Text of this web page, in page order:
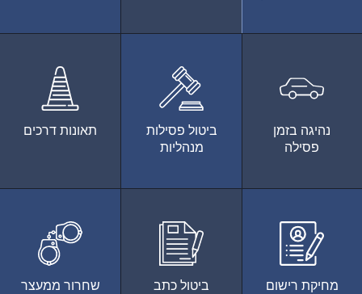
נהיגה בזמן
פסילה
ביטול פסילות
מנהליות
תאונות דרכים
מחיקת רישום
ביטול כתב
שחרור ממעצר